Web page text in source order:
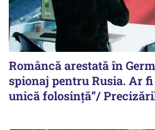
Româncă arestată în
spionaj pentru Rusia. Ar fi
unică folosință”/